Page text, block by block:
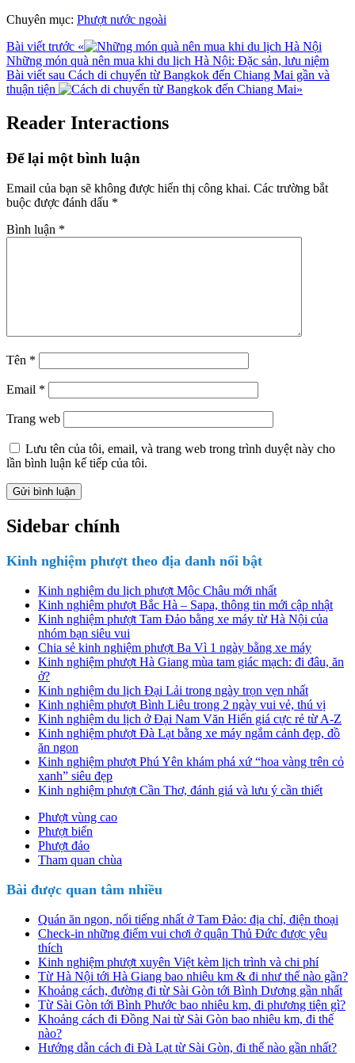
Chuyên mục: Phượt nước ngoài
Bài viết trước «
Những món quà nên mua khi du lịch Hà Nội: Đặc sản, lưu niệm
Bài viết sau Cách di chuyển từ Bangkok đến Chiang Mai gần và
thuận tiện
»
Reader Interactions
Để lại một bình luận
Email của bạn sẽ không được hiển thị công khai. Các trường bắt
buộc được đánh dấu *
Bình luận *
Tên *
Email *
Trang web
Lưu tên của tôi, email, và trang web trong trình duyệt này cho
lần bình luận kế tiếp của tôi.
Sidebar chính
Kinh nghiệm phượt theo địa danh nổi bật
Kinh nghiệm du lịch phượt Mộc Châu mới nhất
Kinh nghiệm phượt Bắc Hà – Sapa, thông tin mới cập nhật
Kinh nghiệm phượt Tam Đảo bằng xe máy từ Hà Nội của
nhóm bạn siêu vui
Chia sẻ kinh nghiệm phượt Ba Vì 1 ngày bằng xe máy
Kinh nghiệm phượt Hà Giang mùa tam giác mạch: đi đâu, ăn
ở?
Kinh nghiệm du lịch Đại Lải trong ngày trọn vẹn nhất
Kinh nghiệm phượt Bình Liêu trong 2 ngày vui vẻ, thú vị
Kinh nghiệm du lịch ở Đại Nam Văn Hiến giá cực rẻ từ A-Z
Kinh nghiệm phượt Đà Lạt bằng xe máy ngắm cảnh đẹp, đồ
ăn ngon
Kinh nghiệm phượt Phú Yên khám phá xứ “hoa vàng trên cỏ
xanh” siêu đẹp
Kinh nghiệm phượt Cần Thơ, đánh giá và lưu ý cần thiết
Phượt vùng cao
Phượt biển
Phượt đảo
Tham quan chùa
Bài được quan tâm nhiều
Quán ăn ngon, nổi tiếng nhất ở Tam Đảo: địa chỉ, điện thoại
Check-in những điểm vui chơi ở quận Thủ Đức được yêu
thích
Kinh nghiệm phượt xuyên Việt kèm lịch trình và chi phí
Từ Hà Nội tới Hà Giang bao nhiêu km & đi như thế nào gần?
Khoảng cách, đường đi từ Sài Gòn tới Bình Dương gần nhất
Từ Sài Gòn tới Bình Phước bao nhiêu km, đi phương tiện gì?
Khoảng cách đi Đồng Nai từ Sài Gòn bao nhiêu km, đi thế
nào?
Hướng dẫn cách đi Đà Lạt từ Sài Gòn, đi thế nào gần nhất?